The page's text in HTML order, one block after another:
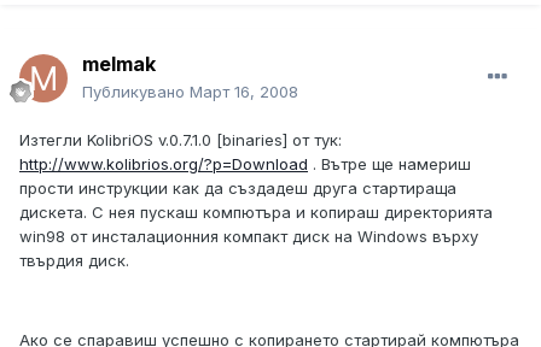
melmak
Публикувано Март 16, 2008
Изтегли KolibriOS v.0.7.1.0 [binaries] от тук:
http://www.kolibrios.org/?p=Download . Вътре ще намериш
прости инструкции как да създадеш друга стартираща
дискета. С нея пускаш компютъра и копираш директорията
win98 от инсталационния компакт диск на Windows върху
твърдия диск.
Ако се спаравиш успешно с копирането стартирай компютъра